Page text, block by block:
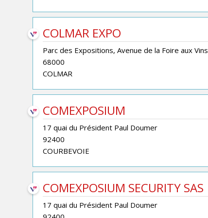
COLMAR EXPO
Parc des Expositions, Avenue de la Foire aux Vins
68000
COLMAR
COMEXPOSIUM
17 quai du Président Paul Doumer
92400
COURBEVOIE
COMEXPOSIUM SECURITY SAS
17 quai du Président Paul Doumer